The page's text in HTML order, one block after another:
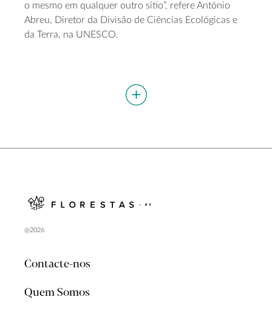
o mesmo em qualquer outro sítio”, refere António
Abreu, Diretor da Divisão de Ciências Ecológicas e
da Terra, na UNESCO.
@2026
Contacte-nos
Quem Somos